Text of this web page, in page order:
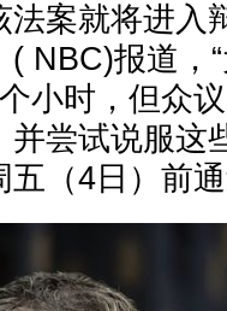
案就将进入
NBC)报道，
小时，但众
尝试说服这
五（4日）前